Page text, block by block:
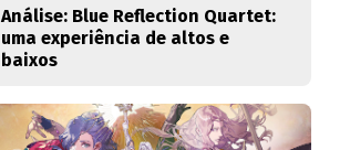
Análise: Blue Reflection Quartet:
uma experiência de altos e
baixos